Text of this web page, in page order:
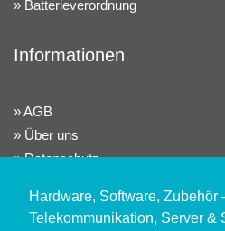
Hardware, Software, Zubehör
Telekommunikation, Server &
Batterieverordnung
Informationen
AGB
Über uns
Datenschutz
Impressum